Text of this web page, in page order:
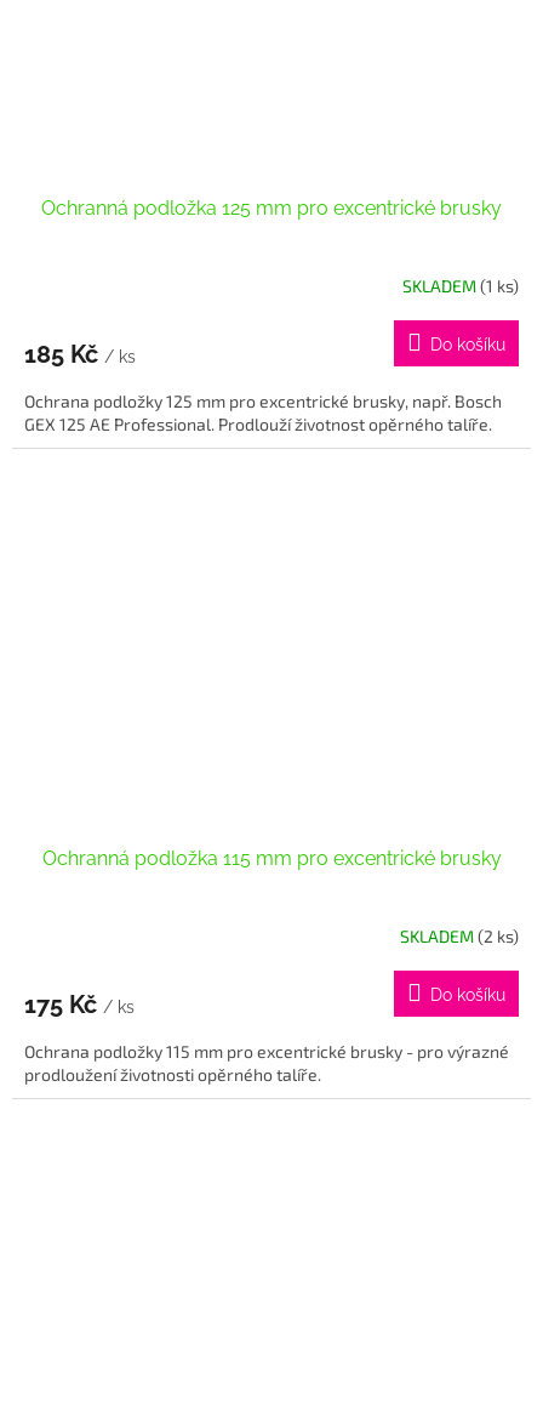
Ochranná podložka 125 mm pro excentrické brusky
SKLADEM(1 ks)
185 Kč / ks
Do košíku
Ochrana podložky 125 mm pro excentrické brusky, např. Bosch
GEX 125 AE Professional. Prodlouží životnost opěrného talíře.
Ochranná podložka 115 mm pro excentrické brusky
SKLADEM(2 ks)
175 Kč / ks
Do košíku
Ochrana podložky 115 mm pro excentrické brusky - pro výrazné
prodloužení životnosti opěrného talíře.